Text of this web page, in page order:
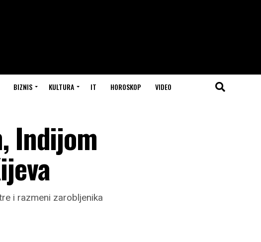
BIZNIS KULTURA IT HOROSKOP VIDEO
Indijom
i razmeni zarobljenika